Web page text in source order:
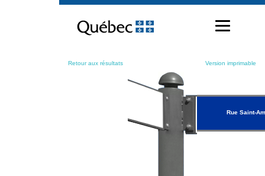
contenu
Retour aux résultats Version imprimable
Rue Saint-